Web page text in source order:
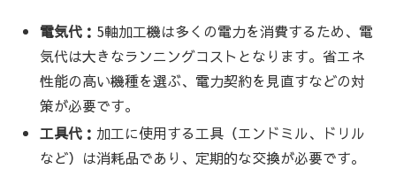
電気代： 5軸加工機は多くの電力を消費するため、電
気代は大きなランニングコストとなります。省エネ
性能の高い機種を選ぶ、電力契約を見直すなどの対
策が必要です。
工具代： 加工に使用する工具（エンドミル、ドリル
など）は消耗品であり、定期的な交換が必要です。